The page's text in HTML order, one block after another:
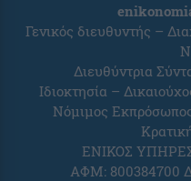
Γενικός διευθυντής –
Διευθύντρια
Ιδιοκτησία –
Νόμιμος
ΕΝΙΚΟΣ
ΑΦΜ: 800384700